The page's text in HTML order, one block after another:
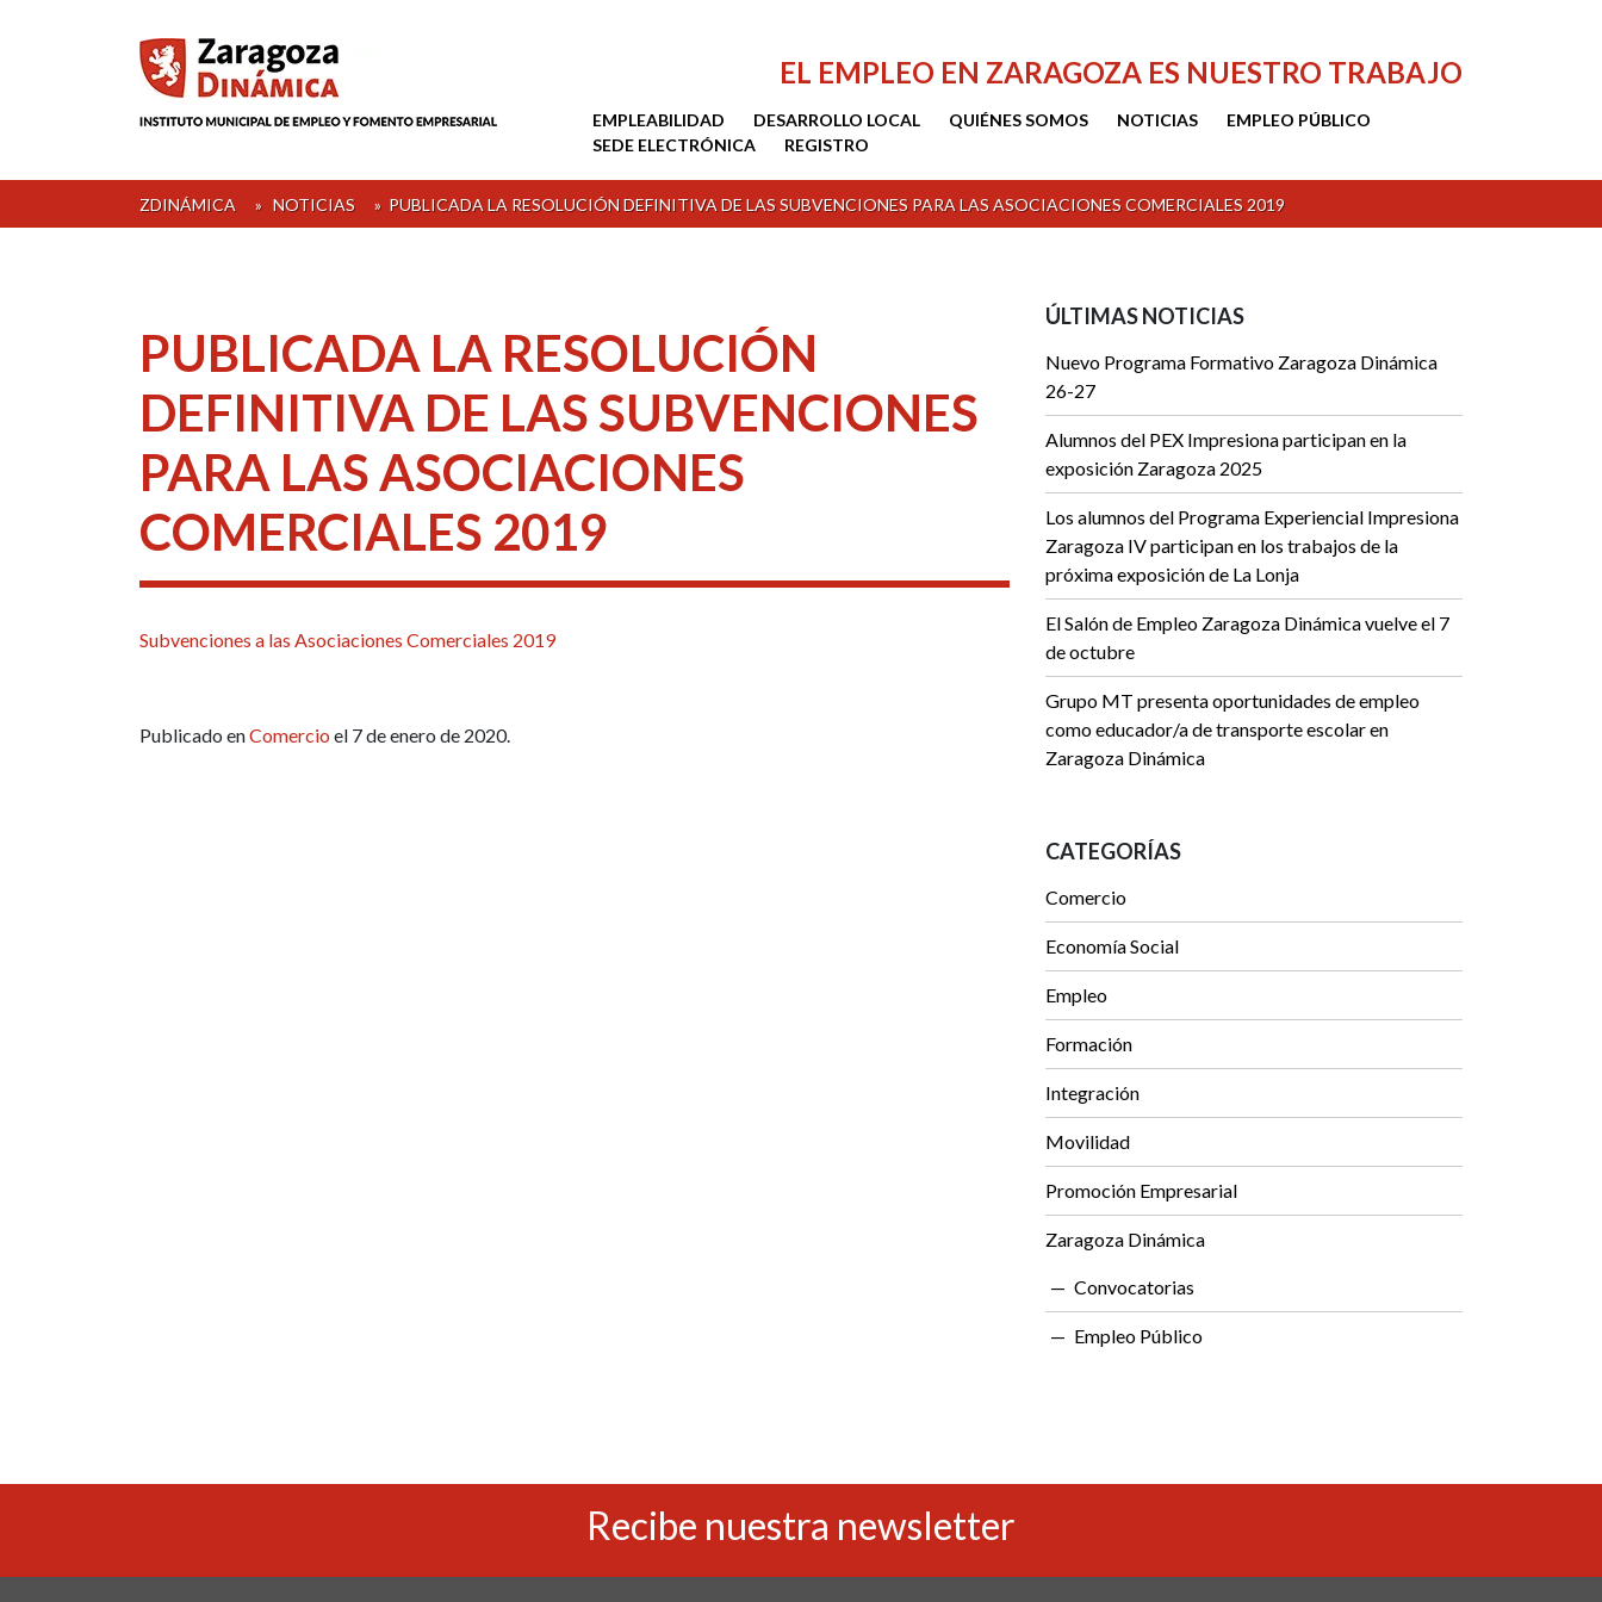
EL EMPLEO EN ZARAGOZA ES NUESTRO TRABAJO
EMPLEABILIDAD DESARROLLO LOCAL QUIÉNES SOMOS NOTICIAS
EMPLEO PÚBLICO
SEDE ELECTRÓNICA
REGISTRO
ZDINÁMICA » NOTICIAS » PUBLICADA LA RESOLUCIÓN DEFINITIVA DE LAS SUBVENCIONES PARA LAS ASOCIACIONES COMERCIALES 2019
PUBLICADA LA RESOLUCIÓN
DEFINITIVA DE LAS SUBVENCIONES
PARA LAS ASOCIACIONES
COMERCIALES 2019
Subvenciones a las Asociaciones Comerciales 2019
Publicado enComercio el 7 de enero de 2020.
ÚLTIMAS NOTICIAS
Nuevo Programa Formativo Zaragoza Dinámica
26-27
Alumnos del PEX Impresiona participan en la
exposición Zaragoza 2025
Los alumnos del Programa Experiencial Impresiona
Zaragoza IV participan en los trabajos de la
próxima exposición de La Lonja
El Salón de Empleo Zaragoza Dinámica vuelve el 7
de octubre
Grupo MT presenta oportunidades de empleo
como educador/a de transporte escolar en
Zaragoza Dinámica
CATEGORÍAS
Comercio
Economía Social
Empleo
Formación
Integración
Movilidad
Promoción Empresarial
Zaragoza Dinámica
Convocatorias
Empleo Público
Recibe nuestra newsletter